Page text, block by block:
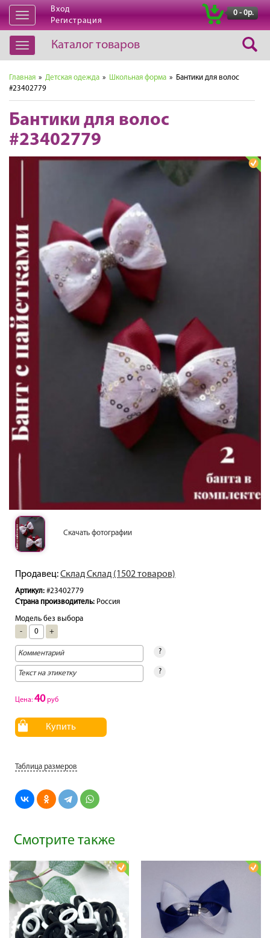
Открыть
навигацию
Вход
Регистрация
0 - 0р.
Открыть
навигацию
Каталог товаров
Главная » Детская одежда » Школьная форма » Бантики для волос
#23402779
Бантики для волос
#23402779
Скачать фотографии
Продавец:Склад Склад (1502 товаров)
Артикул: #23402779
Страна производитель: Россия
Модель без выбора
-
+
?
?
Цена: 40руб
Купить
Таблица размеров
Смотрите также